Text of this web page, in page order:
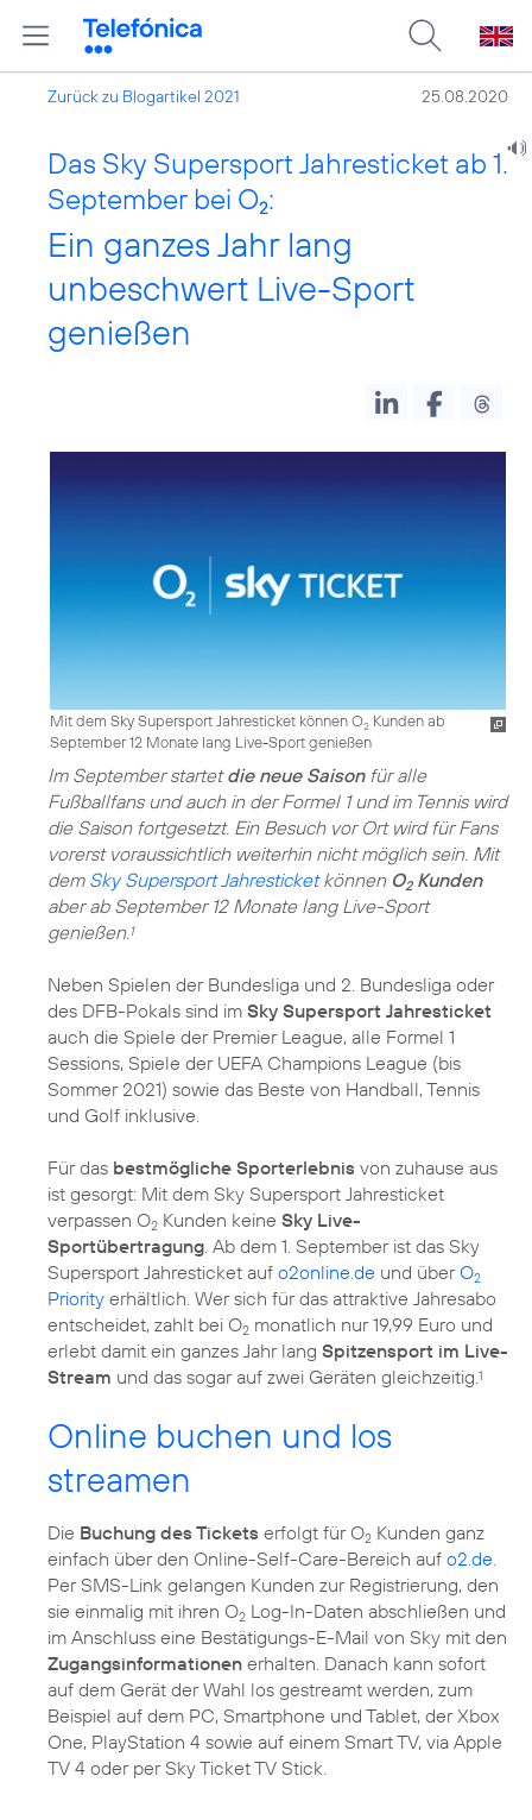
Zurück zu Blogartikel 2021 25.08.2020
Das Sky Supersport Jahresticket ab 1.
September bei O2:
Ein ganzes Jahr lang
unbeschwert Live-Sport
genießen
Mit dem Sky Supersport Jahresticket können O2 Kunden ab
September 12 Monate lang Live-Sport genießen
Im September startetdie neue Saisonfür alle
Fußballfans und auch in der Formel 1 und im Tennis wird
die Saison fortgesetzt. Ein Besuch vor Ort wird für Fans
vorerst voraussichtlich weiterhin nicht möglich sein. Mit
dem Sky Supersport Jahresticketkönnen O2Kunden
aber ab September 12 Monate lang Live-Sport
genießen. 1
Neben Spielen der Bundesliga und 2. Bundesliga oder
des DFB-Pokals sind im Sky Supersport Jahresticket
auch die Spiele der Premier League, alle Formel 1
Sessions, Spiele der UEFA Champions League (bis
Sommer 2021) sowie das Beste von Handball, Tennis
und Golf inklusive.
Für das bestmögliche Sporterlebnis von zuhause aus
ist gesorgt: Mit dem Sky Supersport Jahresticket
verpassen O2 Kunden keine Sky Live-
Sportübertragung . Ab dem 1. September ist das Sky
Supersport Jahresticket auf o2online.de und überO2
Priority erhältlich. Wer sich für das attraktive Jahresabo
entscheidet, zahlt bei O2 monatlich nur 19,99 Euro und
erlebt damit ein ganzes Jahr lang Spitzensport im Live-
Stream und das sogar auf zwei Geräten gleichzeitig. 1
Online buchen und los
streamen
Die Buchung des Tickets erfolgt für O2 Kunden ganz
einfach über den Online-Self-Care-Bereich auf o2.de
Per SMS-Link gelangen Kunden zur Registrierung, den
sie einmalig mit ihren O2 Log-In-Daten abschließen und
im Anschluss eine Bestätigungs-E-Mail von Sky mit den
Zugangsinformationen erhalten. Danach kann sofort
auf dem Gerät der Wahl los gestreamt werden, zum
Beispiel auf dem PC, Smartphone und Tablet, der Xbox
One, PlayStation 4 sowie auf einem Smart TV, via Apple
TV 4 oder per Sky Ticket TV Stick.